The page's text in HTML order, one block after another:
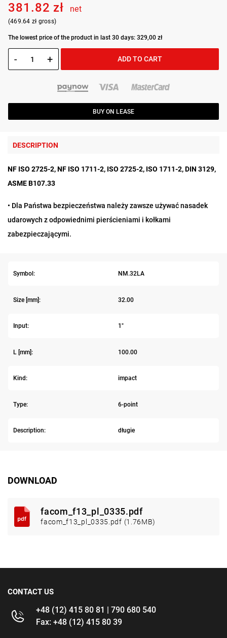
381.82 zł net
(469.64 zł gross)
The lowest price of the product in last 30 days: 329,00 zł
- + ADD TO CART
BUY ON LEASE
DESCRIPTION
NF ISO 2725-2, NF ISO 1711-2, ISO 2725-2, ISO 1711-2, DIN 3129,
ASME B107.33
• Dla Państwa bezpieczeństwa należy zawsze używać nasadek
udarowych z odpowiednimi pierścieniami i kołkami
zabezpieczającymi.
Symbol: NM.32LA
Size [mm]: 32.00
Input: 1"
L [mm]: 100.00
Kind: impact
Type: 6-point
Description: długie
DOWNLOAD
facom_f13_pl_0335.pdf
facom_f13_pl_0335.pdf (1.76MB)
CONTACT US
+48 (12) 415 80 81 | 790 680 540
Fax: +48 (12) 415 80 39